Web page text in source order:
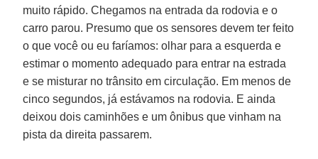
muito rápido. Chegamos na entrada da rodovia e o
carro parou. Presumo que os sensores devem ter feito
o que você ou eu faríamos: olhar para a esquerda e
estimar o momento adequado para entrar na estrada
e se misturar no trânsito em circulação. Em menos de
cinco segundos, já estávamos na rodovia. E ainda
deixou dois caminhões e um ônibus que vinham na
pista da direita passarem.